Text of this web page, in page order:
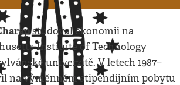
studoval ekonomii na
Institute of Technology
univerzitě. V letech 1987–
na výměnném stipendijním pobytu